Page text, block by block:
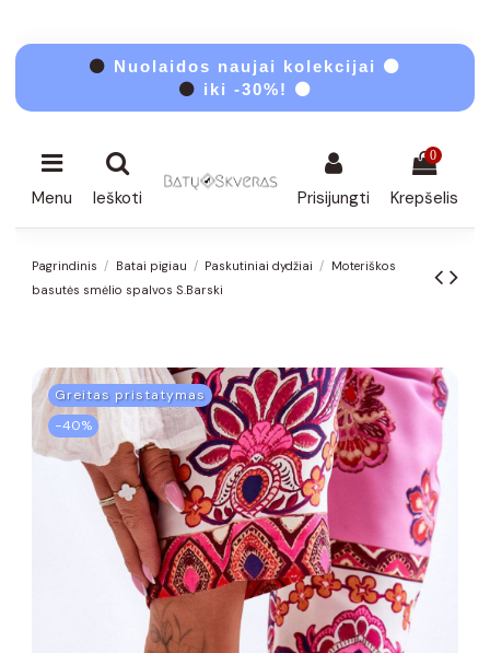
⚫ Nuolaidos naujai kolekcijai ⚫
⚫ iki -30%! ⚫
Menu Ieškoti Prisijungti
0
Krepšelis
Pagrindinis Batai pigiau Paskutiniai dydžiai
Moteriškos
basutės smėlio spalvos S.Barski
Greitas pristatymas
−40%